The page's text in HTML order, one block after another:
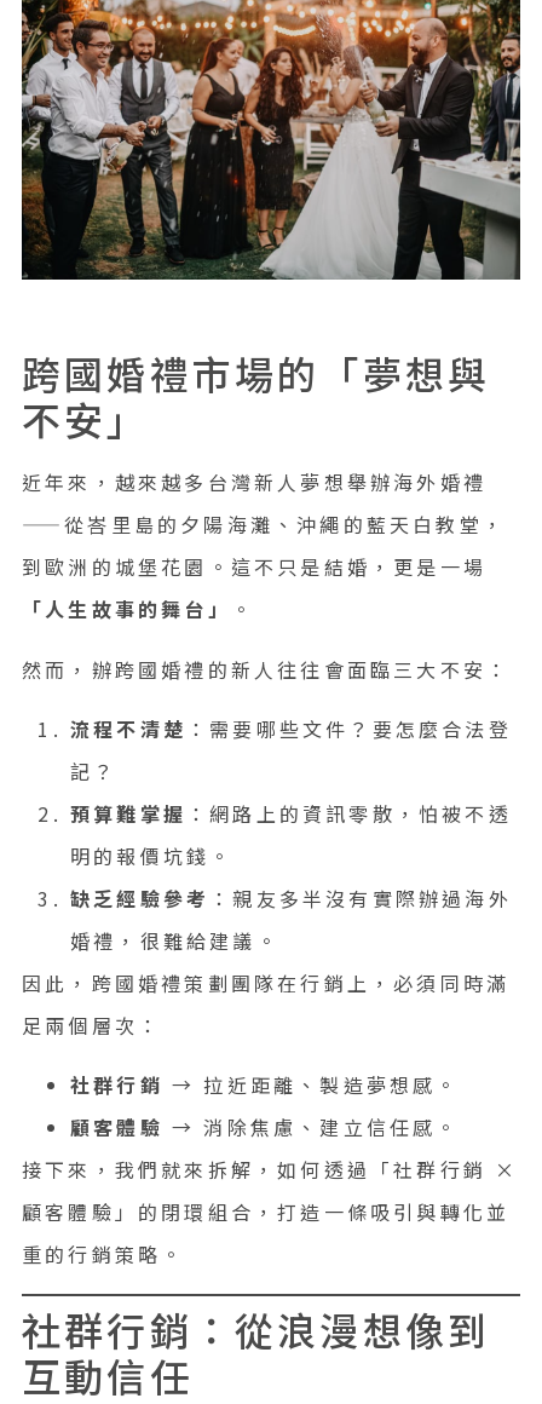
跨國婚禮市場的「夢想與
不安」
近年來，越來越多台灣新人夢想舉辦海外婚禮
——從峇里島的夕陽海灘、沖繩的藍天白教堂，
到歐洲的城堡花園。這不只是結婚，更是一場
「人生故事的舞台」
。
然而，辦跨國婚禮的新人往往會面臨三大不安：
流程不清楚 ：需要哪些文件？要怎麼合法登
記？
預算難掌握 ：網路上的資訊零散，怕被不透
明的報價坑錢。
缺乏經驗參考 ：親友多半沒有實際辦過海外
婚禮，很難給建議。
因此，跨國婚禮策劃團隊在行銷上，必須同時滿
足兩個層次：
社群行銷 → 拉近距離、製造夢想感。
顧客體驗 → 消除焦慮、建立信任感。
接下來，我們就來拆解，如何透過「社群行銷 ×
顧客體驗」的閉環組合，打造一條吸引與轉化並
重的行銷策略。
社群行銷：從浪漫想像到
互動信任